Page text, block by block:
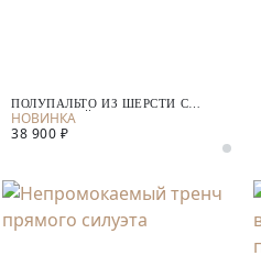
ПОЛУПАЛЬТО ИЗ ШЕРСТИ С
МЕМБРАНОЙ
38 900 ₽